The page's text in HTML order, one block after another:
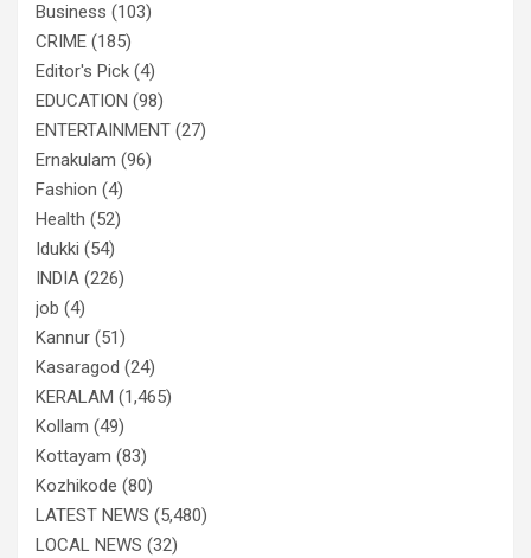
Business (103)
CRIME (185)
Editor's Pick (4)
EDUCATION (98)
ENTERTAINMENT (27)
Ernakulam (96)
Fashion (4)
Health (52)
Idukki (54)
INDIA (226)
job (4)
Kannur (51)
Kasaragod (24)
KERALAM (1,465)
Kollam (49)
Kottayam (83)
Kozhikode (80)
LATEST NEWS (5,480)
LOCAL NEWS (32)